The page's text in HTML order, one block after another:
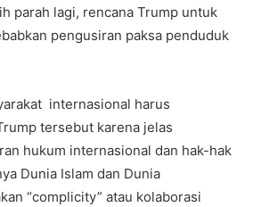
parah lagi, rencana Trump untuk
pengusiran paksa penduduk
internasional harus
tersebut karena jelas
hukum internasional dan hak-hak
Dunia Islam dan Dunia
“complicity” atau kolaborasi